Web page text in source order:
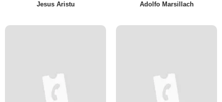
Jesus Aristu Adolfo Marsillach